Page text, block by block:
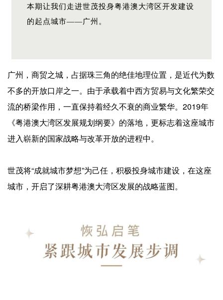
广告投放
关于我们
联系我们
本期让我们走进世茂投身粤港澳大湾区开发建设
的起点城市——广州。
广州，商贸之城，占据珠三角的绝佳地理位置，是近代为数
不多的开放口岸之一。由于承载着中西方贸易与文化繁荣交
流的桥梁作用，一直保持着经久不衰的商业繁华。2019年
《粤港澳大湾区发展规划纲要》的落地，更标志着这座城市
进入崭新的国家战略与改革开放的进程中。
世茂将“成就城市梦想”为己任，积极投身城市建设，在这座
城市，开启了深耕粤港澳大湾区发展的战略蓝图。